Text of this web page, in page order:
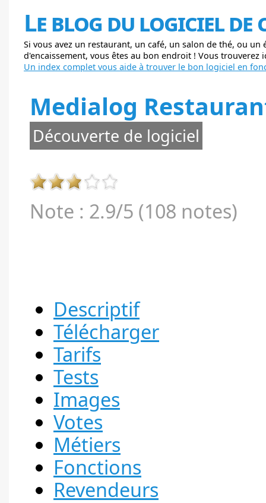
Le blog du logiciel de
Si vous avez un restaurant, un café, un salon de thé, ou
d'encaissement, vous êtes au bon endroit ! Vous
Un index complet vous aide à trouver le bon logiciel en
Medialog
Découverte de logiciel
Note : 2.9/5 (108 notes)
Descriptif
Télécharger
Tarifs
Tests
Images
Votes
Métiers
Fonctions
Revendeurs